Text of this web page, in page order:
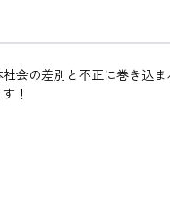
会の差別と不正に巻き込
！